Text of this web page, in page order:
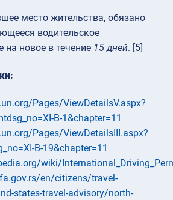
место жительства, обязано
водительское
на новое в течение 15 дней. [5]
Pages/ViewDetailsV.aspx?
B-1&chapter=11
Pages/ViewDetailsIII.aspx?
B-19&chapter=11
wiki/
en/citizens/travel-
states-travel-advisory/north-